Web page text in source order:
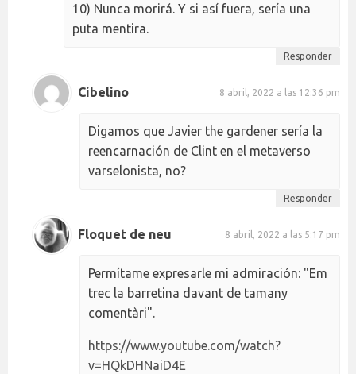
10) Nunca morirá. Y si así fuera, sería una
puta mentira.
Responder
Cibelino 8 abril, 2022 a las 12:36 pm
Digamos que Javier the gardener sería la
reencarnación de Clint en el metaverso
varselonista, no?
Responder
Floquet de neu 8 abril, 2022 a las 5:17 pm
Permítame expresarle mi admiración: "Em
trec la barretina davant de tamany
comentàri".
https://www.youtube.com/watch?
v=HQkDHNaiD4E